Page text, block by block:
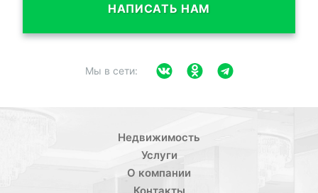
НАПИСАТЬ НАМ
Мы в сети:
Недвижимость
Услуги
О компании